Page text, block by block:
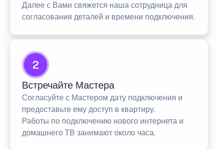
Далее с Вами свяжется наша сотрудница для
согласования деталей и времени подключения.
2
Встречайте Мастера
Согласуйте с Мастером дату подключения и
предоставьте ему доступ в квартиру.
Работы по подключению нового интернета и
домашнего ТВ занимают около часа.